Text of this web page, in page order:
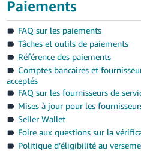
Paiements
FAQ sur les paiements
Tâches et outils de paiements
Référence des paiements
Comptes bancaires et
acceptés
FAQ sur les fournisseurs de
Mises à jour pour les
Seller Wallet
Foire aux questions sur la
Politique d’éligibilité au